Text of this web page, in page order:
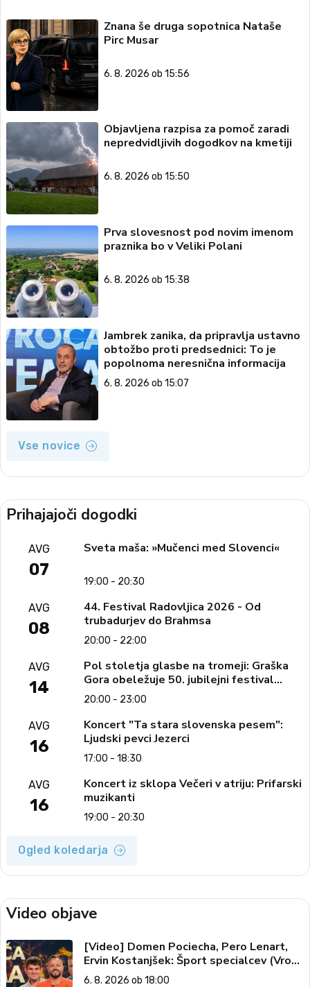
Znana še druga sopotnica Nataše
Pirc Musar
6. 8. 2026 ob 15:56
Objavljena razpisa za pomoč zaradi
nepredvidljivih dogodkov na kmetiji
6. 8. 2026 ob 15:50
Prva slovesnost pod novim imenom
praznika bo v Veliki Polani
6. 8. 2026 ob 15:38
Jambrek zanika, da pripravlja ustavno
obtožbo proti predsednici: To je
popolnoma neresnična informacija
6. 8. 2026 ob 15:07
Vse novice
Prihajajoči dogodki
AVG
07
Sveta maša: »Mučenci med Slovenci«
19:00 - 20:30
AVG
08
44. Festival Radovljica 2026 - Od
trubadurjev do Brahmsa
20:00 - 22:00
AVG
14
Pol stoletja glasbe na tromeji: Graška
Gora obeležuje 50. jubilejni festival
narodno-zabavne glasbe
20:00 - 23:00
AVG
16
Koncert "Ta stara slovenska pesem":
Ljudski pevci Jezerci
17:00 - 18:30
AVG
16
Koncert iz sklopa Večeri v atriju: Prifarski
muzikanti
19:00 - 20:30
Ogled koledarja
Video objave
[Video] Domen Pociecha, Pero Lenart,
Ervin Kostanjšek: Šport specialcev (Vroča
tema, 6. 8. 2026)
6. 8. 2026 ob 18:00